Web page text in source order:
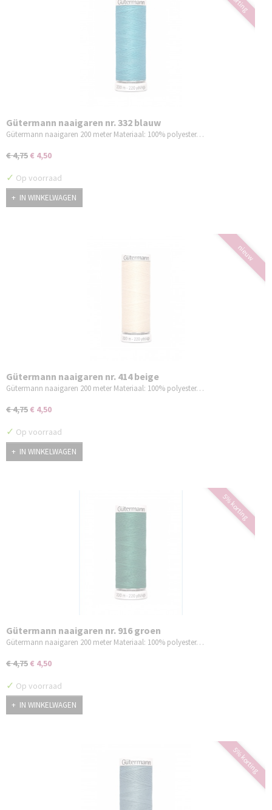
Gütermann naaigaren nr. 332 blauw
Gütermann naaigaren 200 meter Materiaal: 100% polyester…
€ 4,75€ 4,50
✓ Op voorraad
IN WINKELWAGEN
nieuw
Gütermann naaigaren nr. 414 beige
Gütermann naaigaren 200 meter Materiaal: 100% polyester…
€ 4,75€ 4,50
✓ Op voorraad
IN WINKELWAGEN
5% korting
Gütermann naaigaren nr. 916 groen
Gütermann naaigaren 200 meter Materiaal: 100% polyester…
€ 4,75€ 4,50
✓ Op voorraad
IN WINKELWAGEN
5% korting